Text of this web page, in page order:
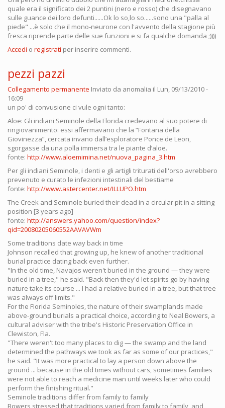
quale era il significato dei 2 puntini (nero e rosso) che disegnavano
sulle guance dei loro defunti......Ok lo so,lo so......sono una "palla al
piede" ...è solo che il mono-neurone con l'avvento della stagione più
fresca riprende parte delle sue funzioni e si fa qualche domanda ;))))
Accedi o registrati per inserire commenti.
pezzi pazzi
Collegamento permanente Inviato da anomalia il Lun, 09/13/2010 -
16:09
un po' di convusione ci vule ogni tanto:
Aloe: Gli indiani Seminole della Florida credevano al suo potere di
ringiovanimento: essi affermavano che la “Fontana della
Giovinezza”, cercata invano dall’esploratore Ponce de Leon,
sgorgasse da una polla immersa tra le piante d’aloe.
fonte: http://www.aloemimina.net/nuova_pagina_3.htm
Per gli indiani Seminole, i denti e gli artigli triturati dell'orso avrebbero
prevenuto e curato le infezioni intestinali del bestiame
fonte: http://www.astercenter.net/ILLUPO.htm
The Creek and Seminole buried their dead in a circular pit in a sitting
position [3 years ago]
fonte: http://answers.yahoo.com/question/index?
qid=20080205060552AAVAVWm
Some traditions date way back in time
Johnson recalled that growing up, he knew of another traditional
burial practice dating back even further.
"In the old time, Navajos weren't buried in the ground — they were
buried in a tree," he said. "Back then they'd let spirits go by having
nature take its course ... I had a relative buried in a tree, but that tree
was always off limits."
For the Florida Seminoles, the nature of their swamplands made
above-ground burials a practical choice, according to Neal Bowers, a
cultural adviser with the tribe's Historic Preservation Office in
Clewiston, Fla.
"There weren't too many places to dig — the swamp and the land
determined the pathways we took as far as some of our practices,"
he said. "It was more practical to lay a person down above the
ground ... because in the old times without cars, sometimes families
were not able to reach a medicine man until weeks later who could
perform the finishing ritual."
Seminole traditions differ from family to family
Bowers stressed that traditions varied from family to family, and